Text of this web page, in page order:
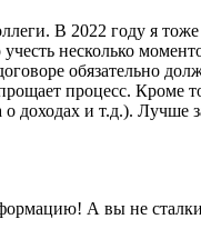
В 2022 году я
несколько
обязательно
процесс.
доходах и т.д.). Лучше
А вы не